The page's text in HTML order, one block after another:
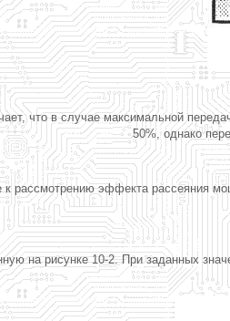
что в случае максимальной
50%, однако
рассмотрению эффекта рассеяния
на рисунке 10-2. При заданных